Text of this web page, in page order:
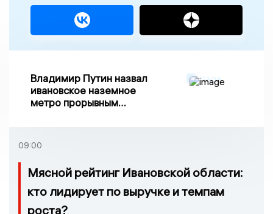
Владимир Путин назвал
ивановское наземное
метро прорывным
09:00
Мясной рейтинг Ивановской области:
кто лидирует по выручке и темпам
роста?